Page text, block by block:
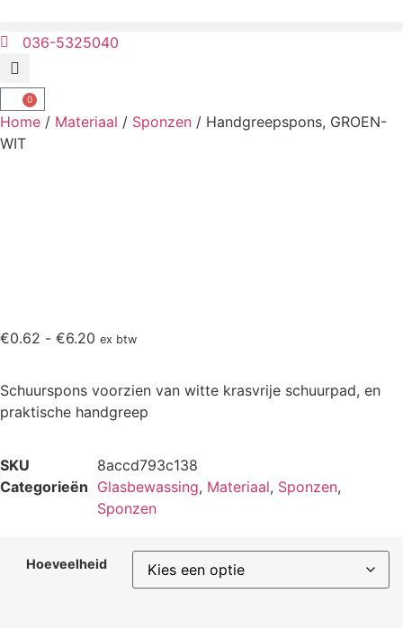
036-5325040
0
Home / Materiaal / Sponzen / Handgreepspons, GROEN-
WIT
€0.62 - €6.20 ex btw
Schuurspons voorzien van witte krasvrije schuurpad, en
praktische handgreep
SKU
8accd793c138
Categorieën Glasbewassing, Materiaal, Sponzen,
Sponzen
Hoeveelheid